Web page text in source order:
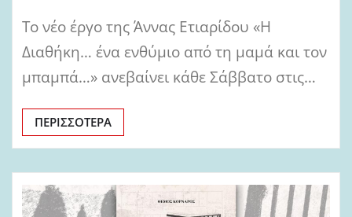
Το νέο έργο της Άννας Ετιαρίδου «Η
Διαθήκη… ένα ενθύμιο από τη μαμά και τον
μπαμπά…» ανεβαίνει κάθε Σάββατο στις…
ΠΕΡΙΣΣΌΤΕΡΑ